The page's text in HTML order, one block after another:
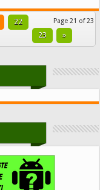
Page 21 of 23
22
23
»